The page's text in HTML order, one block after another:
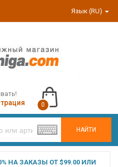
Язык (RU)
НАЙТИ
0
НА ЗАКАЗЫ ОТ $99.00 ИЛИ